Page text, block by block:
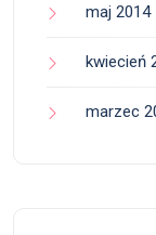
maj 2014
kwiecień
marzec